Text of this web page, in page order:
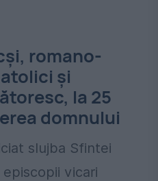
romano-
şi
la 25
domnului
slujba Sfintei
vicari